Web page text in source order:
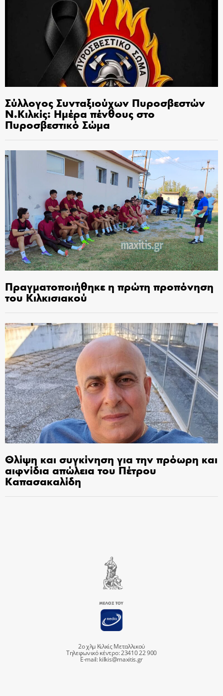
Σύλλογος Συνταξιούχων Πυροσβεστών
Ν.Κιλκίς: Ημέρα πένθους στο
Πυροσβεστικό Σώμα
Πραγματοποιήθηκε η πρώτη προπόνηση
του Κιλκισιακού
Θλίψη και συγκίνηση για την πρόωρη και
αιφνίδια απώλεια του Πέτρου
Καπασακαλίδη
2ο χλμ Κιλκίς Μεταλλικού
Τηλεφωνικό κέντρο: 23410 22 900
E-mail:kilkis@maxitis.gr